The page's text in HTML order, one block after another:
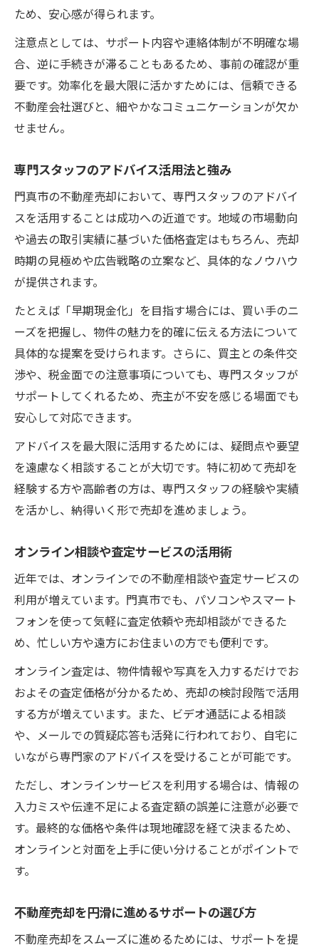
ため、安心感が得られます。
注意点としては、サポート内容や連絡体制が不明確な場
合、逆に手続きが滞ることもあるため、事前の確認が重
要です。効率化を最大限に活かすためには、信頼できる
不動産会社選びと、細やかなコミュニケーションが欠か
せません。
専門スタッフのアドバイス活用法と強み
門真市の不動産売却において、専門スタッフのアドバイ
スを活用することは成功への近道です。地域の市場動向
や過去の取引実績に基づいた価格査定はもちろん、売却
時期の見極めや広告戦略の立案など、具体的なノウハウ
が提供されます。
たとえば「早期現金化」を目指す場合には、買い手のニ
ーズを把握し、物件の魅力を的確に伝える方法について
具体的な提案を受けられます。さらに、買主との条件交
渉や、税金面での注意事項についても、専門スタッフが
サポートしてくれるため、売主が不安を感じる場面でも
安心して対応できます。
アドバイスを最大限に活用するためには、疑問点や要望
を遠慮なく相談することが大切です。特に初めて売却を
経験する方や高齢者の方は、専門スタッフの経験や実績
を活かし、納得いく形で売却を進めましょう。
オンライン相談や査定サービスの活用術
近年では、オンラインでの不動産相談や査定サービスの
利用が増えています。門真市でも、パソコンやスマート
フォンを使って気軽に査定依頼や売却相談ができるた
め、忙しい方や遠方にお住まいの方でも便利です。
オンライン査定は、物件情報や写真を入力するだけでお
およその査定価格が分かるため、売却の検討段階で活用
する方が増えています。また、ビデオ通話による相談
や、メールでの質疑応答も活発に行われており、自宅に
いながら専門家のアドバイスを受けることが可能です。
ただし、オンラインサービスを利用する場合は、情報の
入力ミスや伝達不足による査定額の誤差に注意が必要で
す。最終的な価格や条件は現地確認を経て決まるため、
オンラインと対面を上手に使い分けることがポイントで
す。
不動産売却を円滑に進めるサポートの選び方
不動産売却をスムーズに進めるためには、サポートを提